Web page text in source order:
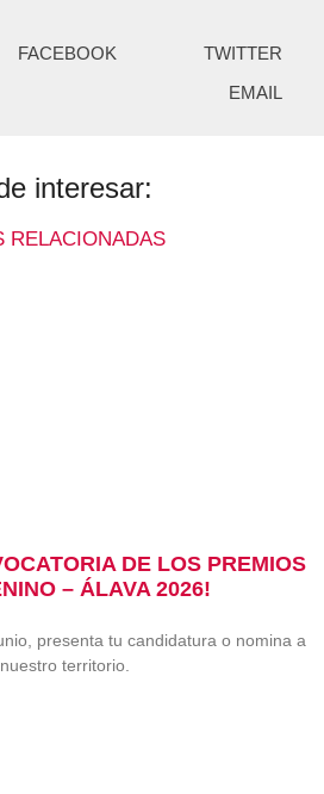
FACEBOOK
TWITTER
EMAIL
interesar:
RELACIONADAS
DE LOS PREMIOS
– ÁLAVA 2026!
presenta tu candidatura o nomina a
territorio.